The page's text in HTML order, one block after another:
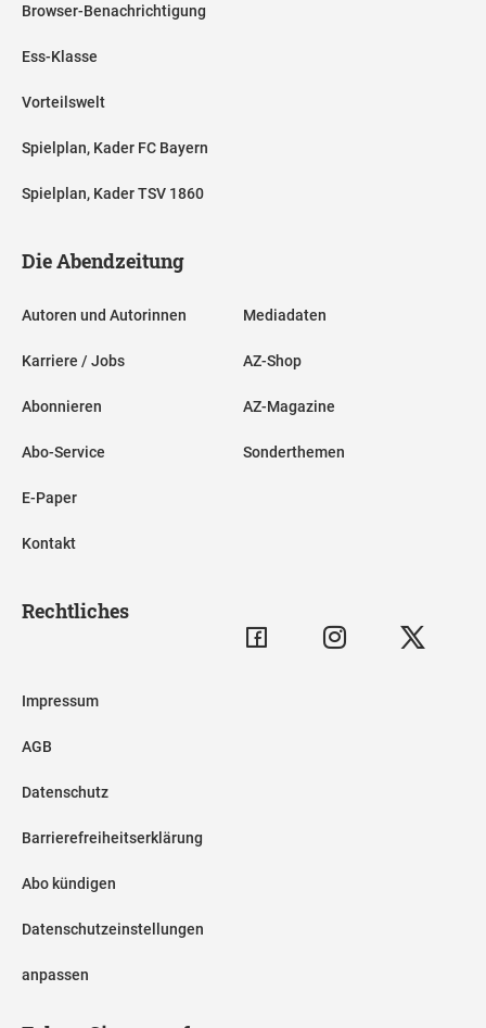
Browser-Benachrichtigung
Ess-Klasse
Vorteilswelt
Spielplan, Kader FC Bayern
Spielplan, Kader TSV 1860
Die Abendzeitung
Autoren und Autorinnen
Karriere / Jobs
Abonnieren
Abo-Service
E-Paper
Kontakt
Mediadaten
AZ-Shop
AZ-Magazine
Sonderthemen
Rechtliches
Impressum
AGB
Datenschutz
Barrierefreiheitserklärung
Abo kündigen
Datenschutzeinstellungen
anpassen